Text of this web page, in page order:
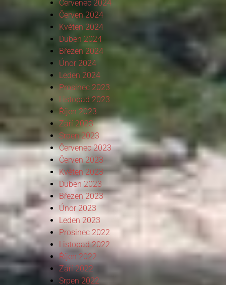
Červenec 2024
Červen 2024
Květen 2024
Duben 2024
Březen 2024
Únor 2024
Leden 2024
Prosinec 2023
Listopad 2023
Říjen 2023
Září 2023
Srpen 2023
Červenec 2023
Červen 2023
Květen 2023
Duben 2023
Březen 2023
Únor 2023
Leden 2023
Prosinec 2022
Listopad 2022
Říjen 2022
Září 2022
Srpen 2022